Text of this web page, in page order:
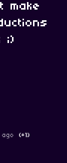
make
;)
(+1)